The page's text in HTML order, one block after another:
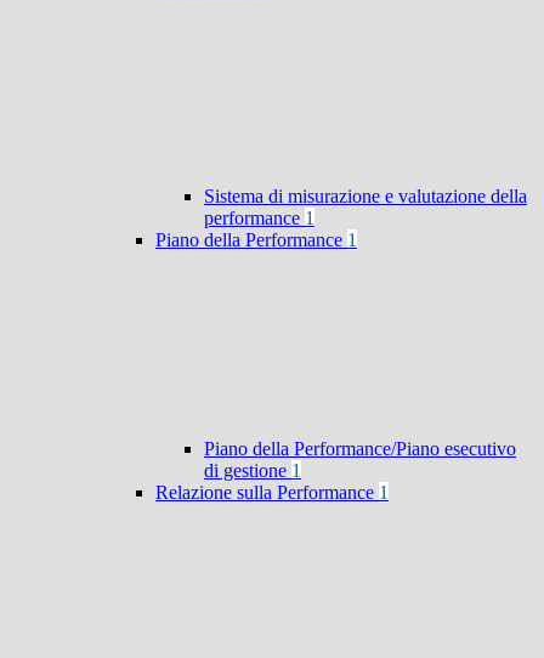
Sistema di misurazione e valutazione della
performance 1
Piano della Performance 1
Piano della Performance/Piano esecutivo
di gestione 1
Relazione sulla Performance 1